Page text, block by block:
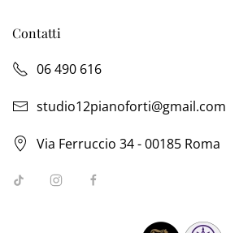
Contatti
06 490 616
studio12pianoforti@gmail.com
Via Ferruccio 34 - 00185 Roma